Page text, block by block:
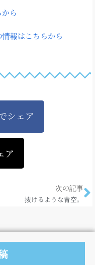
ら
報はこちらから
シェア
ア
次の記事
抜けるような青空。